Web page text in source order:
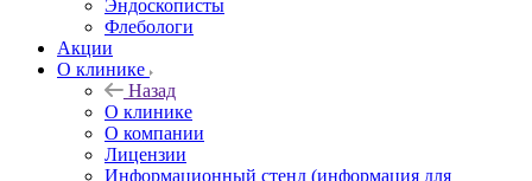
Эндоскописты
Флебологи
Акции
О клинике
Назад
О клинике
О компании
Лицензии
Информационный стенд (информация для